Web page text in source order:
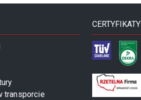
transporcie
CERTYFIKATY